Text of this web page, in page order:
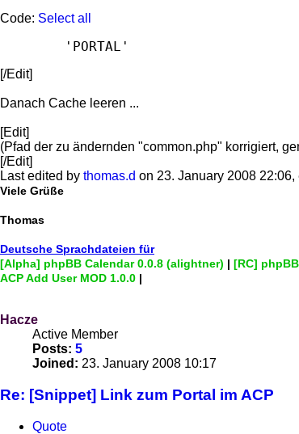
Code: Select all
[/Edit]
Danach Cache leeren ...
[Edit]
(Pfad der zu ändernden "common.php" korrigiert,
[/Edit]
Last edited by thomas.d on 23. January 2008
Viele Grüße
Thomas
Deutsche Sprachdateien für
[Alpha] phpBB Calendar 0.0.8 (alightner)
[RC]
ACP Add User MOD 1.0.0
Hacze
Active Member
Posts: 5
Joined: 23. January 2008 10:17
Re: [Snippet] Link zum Portal im ACP
Quote